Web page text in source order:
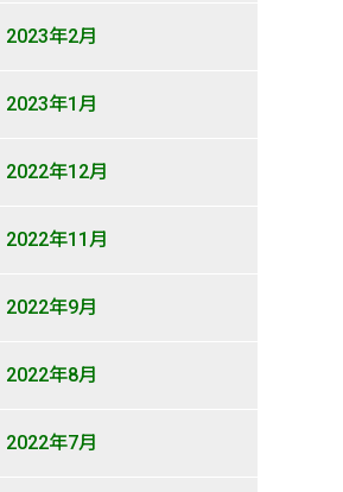
2023年2月
2023年1月
2022年12月
2022年11月
2022年9月
2022年8月
2022年7月